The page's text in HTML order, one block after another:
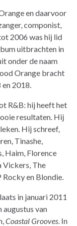
en daarvoor
componist,
2006 was hij lid
uitbrachten in
onder de naam
Orange bracht
2018.
R&B: hij heeft het
resultaten. Hij
Hij schreef,
Tinashe,
Haim, Florence
Vickers, The
en Blondie.
in januari 2011
van
Coastal Grooves . In